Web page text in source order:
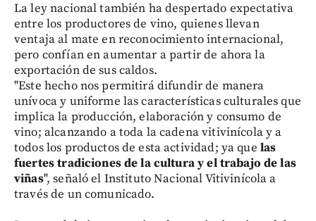
La ley nacional también ha despertado expectativa
entre los productores de vino, quienes llevan
ventaja al mate en reconocimiento internacional,
pero confían en aumentar a partir de ahora la
exportación de sus caldos.
"Este hecho nos permitirá difundir de manera
unívoca y uniforme las características culturales que
implica la producción, elaboración y consumo de
vino; alcanzando a toda la cadena vitivinícola y a
todos los productos de esta actividad; ya que las
fuertes tradiciones de la cultura y el trabajo de las
viñas", señaló el Instituto Nacional Vitivinícola a
través de un comunicado.